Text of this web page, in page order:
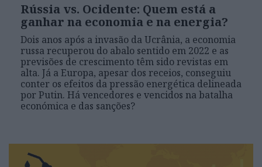
Rússia vs. Ocidente: Quem está a
ganhar na economia e na energia?
Dois anos após a invasão da Ucrânia, a economia
russa recuperou do abalo sentido em 2022 e as
previsões de crescimento têm sido revistas em
alta. Já a Europa, apesar dos receios, conseguiu
conter os efeitos da pressão energética delineada
por Putin. Há vencedores e vencidos na batalha
económica e das sanções?